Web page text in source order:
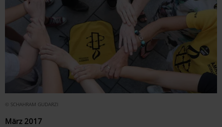
© SCHAHRAM GUDARZI
März 2017